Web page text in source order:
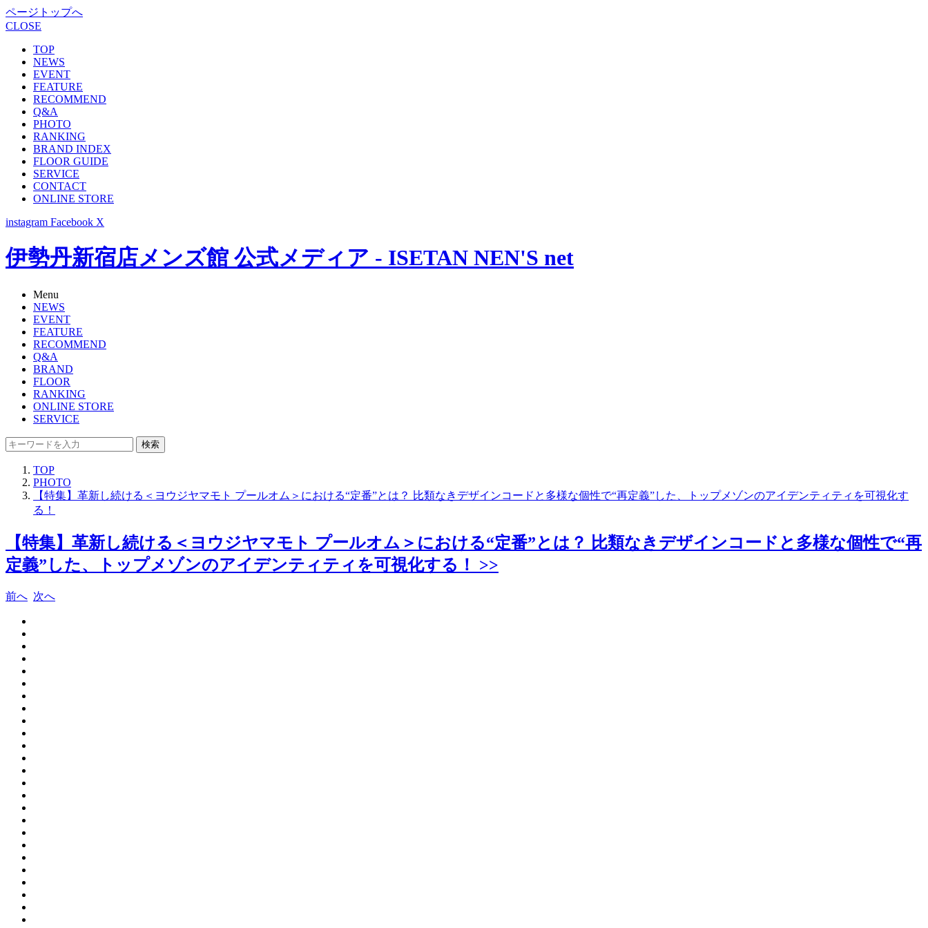
ページトップへ
CLOSE
TOP
NEWS
EVENT
FEATURE
RECOMMEND
Q&A
PHOTO
RANKING
BRAND INDEX
FLOOR GUIDE
SERVICE
CONTACT
ONLINE STORE
instagram Facebook X
伊勢丹新宿店メンズ館 公式メディア - ISETAN NEN'S net
Menu
NEWS
EVENT
FEATURE
RECOMMEND
Q&A
BRAND
FLOOR
RANKING
ONLINE STORE
SERVICE
検索
TOP
PHOTO
【特集】革新し続ける＜ヨウジヤマモト プールオム＞における“定番”とは？ 比類なきデザインコードと多様な個性で“再定義”した、トップメゾンのアイデンティティを可視化す
る！
【特集】革新し続ける＜ヨウジヤマモト プールオム＞における“定番”とは？ 比類なきデザインコードと多様な個性で“再
定義”した、トップメゾンのアイデンティティを可視化する！ >>
前へ 次へ